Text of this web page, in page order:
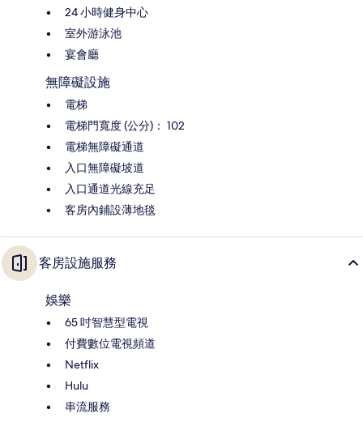
24 小時健身中心
室外游泳池
宴會廳
無障礙設施
電梯
電梯門寬度 (公分)： 102
電梯無障礙通道
入口無障礙坡道
入口通道光線充足
客房內鋪設薄地毯
客房設施服務
娛樂
65 吋智慧型電視
付費數位電視頻道
Netflix
Hulu
串流服務